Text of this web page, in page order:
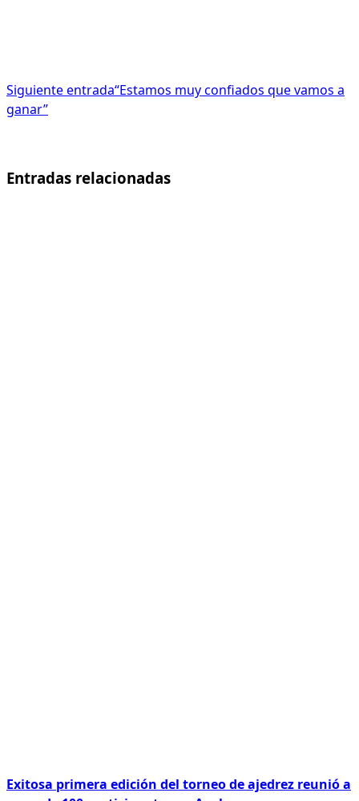
Siguiente entrada“Estamos muy confiados que vamos a
ganar”
Entradas relacionadas
Exitosa primera edición del torneo de ajedrez reunió a